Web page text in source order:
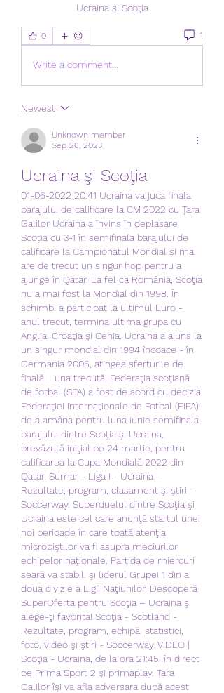
Ucraina şi Scoţia
0 1
Write a comment...
Newest
Unknown member
Sep 26, 2023
Ucraina şi Scoţia
01-06-2022 20:41 Ucraina va juca finala
barajului de calificare la CM 2022 cu Țara
Galilor Ucraina a învins în deplasare
Scoția cu 3-1 în semifinala barajului de
calificare la Campionatul Mondial și mai
are de trecut un singur hop pentru a
ajunge în Qatar. La fel ca România, Scoţia
nu a mai fost la Mondial din 1998. În
schimb, a participat la ultimul Euro -
anul trecut, termina ultima grupa cu
Anglia, Croaţia şi Cehia. Ucraina a ajuns la
un singur mondial din 1994 încoace - în
Germania 2006, atingea sferturile de
finală. Luna trecută, Federaţia scoţiană
de fotbal (SFA) a fost de acord cu decizia
Federaţiei Internaţionale de Fotbal (FIFA)
de a amâna pentru luna iunie semifinala
barajului dintre Scoţia şi Ucraina,
prevăzută iniţial pe 24 martie, pentru
calificarea la Cupa Mondială 2022 din
Qatar. Sumar - Liga I - Ucraina -
Rezultate, program, clasament şi ştiri -
Soccerway. Superduelul dintre Scoţia şi
Ucraina este cel care anunţă startul unei
noi perioade în care toată atenţia
microbiştilor va fi asupra meciurilor
echipelor naţionale. Partida de miercuri
seară va stabili şi liderul Grupei 1 din a
doua divizie a Ligii Naţiunilor. Descoperă
SuperOferta pentru Scoţia – Ucraina şi
alege-ţi favorita! Scoţia - Scotland -
Rezultate, program, echipă, statistici,
foto, video şi ştiri - Soccerway. VIDEO |
Scoţia - Ucraina, de la ora 21:45, în direct
pe Prima Sport 2 şi primaplay. Ţara
Galilor îşi va afla adversara după acest